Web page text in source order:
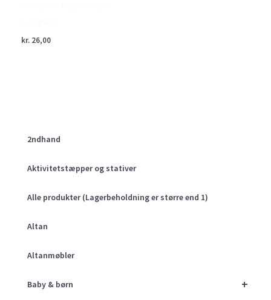
2ndhand
Aktivitetstæpper og stativer
Alle produkter (Lagerbeholdning er større end 1)
Altan
Altanmøbler
+
Baby & børn
kr. 26,00